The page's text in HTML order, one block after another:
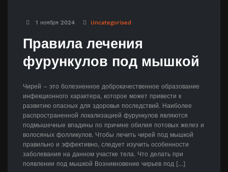
1 ноября 2024 Uncategorised
Правила лечения
фурункулов под мышкой
Чирей – это болезненное доброкачественное образование
инфекционного характера, которое может привести к
развитию опасных для здоровья последствий. Наиболее
распространенной локализацией фурункулов являются
подмышечные впадины по причине обилия потовых желез и
волосяных фолликулов. Чтобы лечить чирей под мышкой
правильно и эффективно, следует изучить особенности
заболевания на данном участке тела. Что делать при
появлении под мышкой Возникновение чирьев под […]